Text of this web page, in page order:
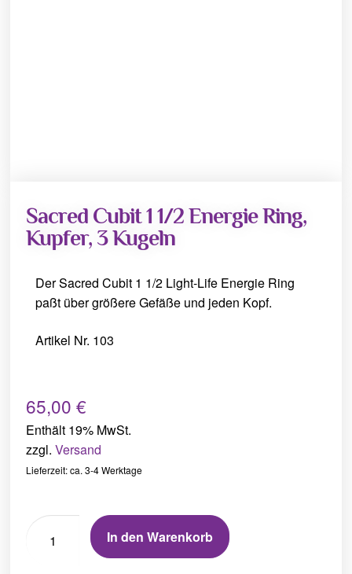
Sacred Cubit 1 1/2 Energie Ring,
Kupfer, 3 Kugeln
Der Sacred Cubit 1 1/2 Light-Life Energie Ring
paßt über größere Gefäße und jeden Kopf.
Artikel Nr. 103
65,00€
Enthält 19% MwSt.
zzgl.Versand
Lieferzeit: ca. 3-4 Werktage
In den Warenkorb